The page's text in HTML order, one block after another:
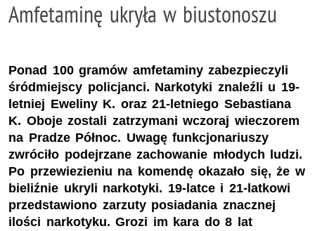
Amfetaminę ukryła w biustonoszu
Ponad 100 gramów amfetaminy zabezpieczyli
śródmiejscy policjanci. Narkotyki znaleźli u 19-
letniej Eweliny K. oraz 21-letniego Sebastiana
K. Oboje zostali zatrzymani wczoraj wieczorem
na Pradze Północ. Uwagę funkcjonariuszy
zwróciło podejrzane zachowanie młodych ludzi.
Po przewiezieniu na komendę okazało się, że w
bieliźnie ukryli narkotyki. 19-latce i 21-latkowi
przedstawiono zarzuty posiadania znacznej
ilości narkotyku. Grozi im kara do 8 lat